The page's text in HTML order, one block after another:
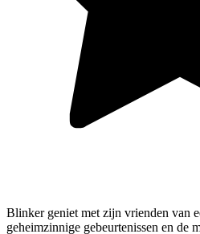
Blinker geniet met zijn vrienden van
geheimzinnige gebeurtenissen en de